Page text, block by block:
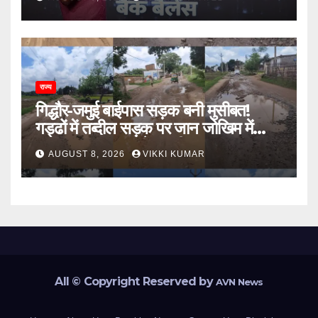
राज्य
गिद्धौर-जमुई बाईपास सड़क बनी मुसीबत!
गड्ढों में तब्दील सड़क पर जान जोखिम में
डालकर सफर कर रहे ग्रामीण
AUGUST 8, 2026 VIKKI KUMAR
All © Copyright Reserved byAVN News